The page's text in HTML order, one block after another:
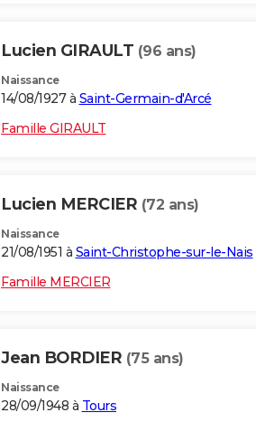
Lucien GIRAULT (96 ans)
Naissance
14/08/1927 à Saint-Germain-d'Arcé
Famille GIRAULT
Lucien MERCIER (72 ans)
Naissance
21/08/1951 à Saint-Christophe-sur-le-Nais
Famille MERCIER
Jean BORDIER (75 ans)
Naissance
28/09/1948 à Tours